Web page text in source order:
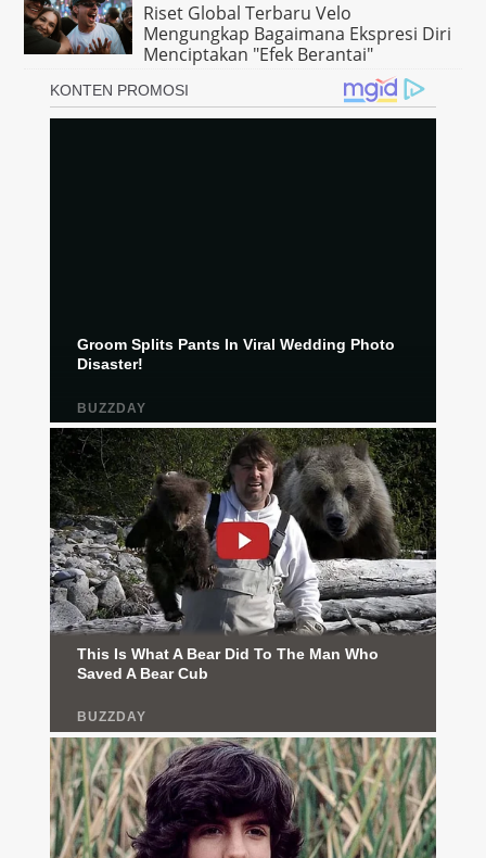
Riset Global Terbaru Velo
Mengungkap Bagaimana Ekspresi Diri
Menciptakan "Efek Berantai"